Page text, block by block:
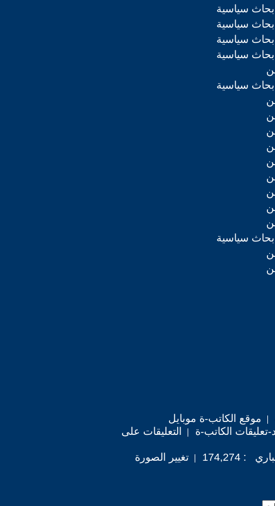
سياسية
سياسية
سياسية
سياسية
سياسية
سياسية
موقع الكاتب-ة موبايل
تعليقات الكاتب-ة
التعليقات على
174,274
تغيير الصورة